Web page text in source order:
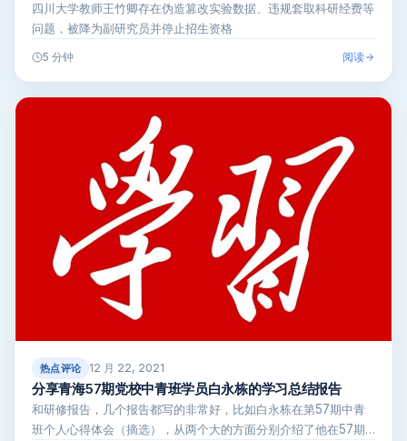
四川大学教师王竹卿存在伪造篡改实验数据、违规套取科研经费等
问题，被降为副研究员并停止招生资格
5 分钟 阅读
热点评论 12 月 22, 2021
分享青海57期党校中青班学员白永栋的学习总结报告
和研修报告，几个报告都写的非常好，比如白永栋在第57期中青
班个人心得体会（摘选），从两个大的方面分别介绍了他在57期